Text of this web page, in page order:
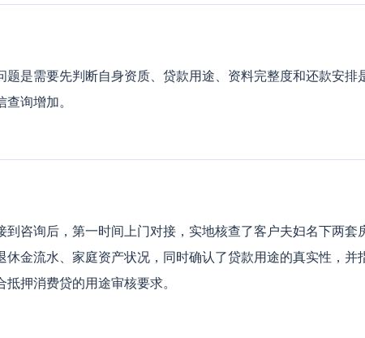
题是需要先判断自身资质、贷款用途、资料完整度和还款安排
询增加。
到咨询后，第一时间上门对接，实地核查了客户夫妇名下两套
休金流水、家庭资产状况，同时确认了贷款用途的真实性，并
押消费贷的用途审核要求。